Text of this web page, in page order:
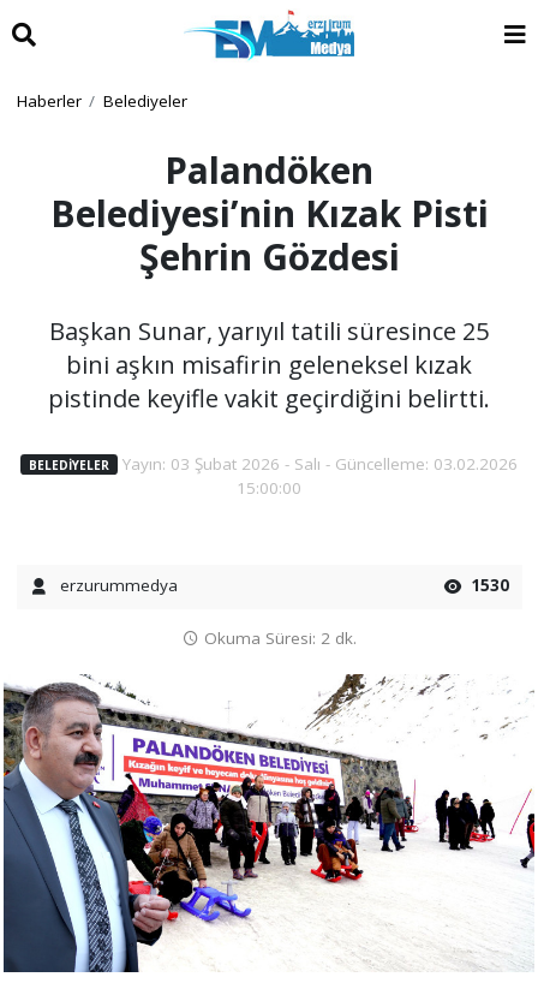
Haberler Belediyeler
Palandöken
Belediyesi’nin Kızak Pisti
Şehrin Gözdesi
Başkan Sunar, yarıyıl tatili süresince 25
bini aşkın misafirin geleneksel kızak
pistinde keyifle vakit geçirdiğini belirtti.
BELEDIYELER Yayın: 03 Şubat 2026 - Salı - Güncelleme: 03.02.2026
15:00:00
erzurummedya 1530
Okuma Süresi: 2 dk.